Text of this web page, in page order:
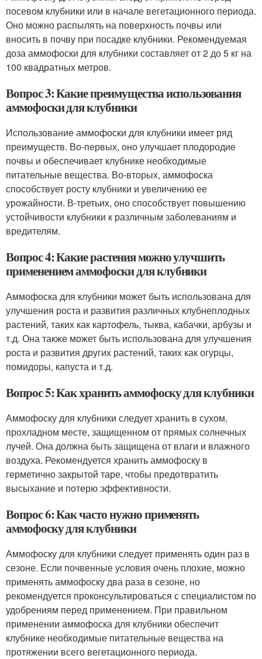
посевом клубники или в начале вегетационного периода.
Оно можно распылять на поверхность почвы или
вносить в почву при посадке клубники. Рекомендуемая
доза аммофоски для клубники составляет от 2 до 5 кг на
100 квадратных метров.
Вопрос 3: Какие преимущества использования
аммофоски для клубники
Использование аммофоски для клубники имеет ряд
преимуществ. Во-первых, оно улучшает плодородие
почвы и обеспечивает клубнике необходимые
питательные вещества. Во-вторых, аммофоска
способствует росту клубники и увеличению ее
урожайности. В-третьих, оно способствует повышению
устойчивости клубники к различным заболеваниям и
вредителям.
Вопрос 4: Какие растения можно улучшить
применением аммофоски для клубники
Аммофоска для клубники может быть использована для
улучшения роста и развития различных клубнеплодных
растений, таких как картофель, тыква, кабачки, арбузы и
т.д. Она также может быть использована для улучшения
роста и развития других растений, таких как огурцы,
помидоры, капуста и т.д.
Вопрос 5: Как хранить аммофоску для клубники
Аммофоску для клубники следует хранить в сухом,
прохладном месте, защищенном от прямых солнечных
лучей. Она должна быть защищена от влаги и влажного
воздуха. Рекомендуется хранить аммофоску в
герметично закрытой таре, чтобы предотвратить
высыхание и потерю эффективности.
Вопрос 6: Как часто нужно применять
аммофоску для клубники
Аммофоску для клубники следует применять один раз в
сезоне. Если почвенные условия очень плохие, можно
применять аммофоску два раза в сезоне, но
рекомендуется проконсультироваться с специалистом по
удобрениям перед применением. При правильном
применении аммофоска для клубники обеспечит
клубнике необходимые питательные вещества на
протяжении всего вегетационного периода.